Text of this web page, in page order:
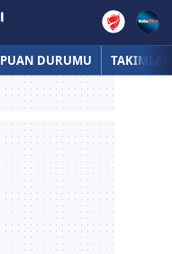
PUAN DURUMU TAKIMLAR